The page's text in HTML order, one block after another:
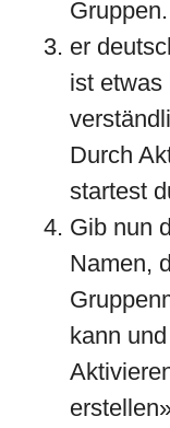
Gruppen.
er
ist etwas
Durch
startest
Gib nun
Namen,
kann